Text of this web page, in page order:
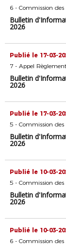
6 - Commission
Bulletin
2026
Publié le 17-03-
7 - Appel
Bulletin
2026
Publié le 17-03-
5 - Commission
Bulletin
2026
Publié le 10-03-
5 - Commission
Bulletin
2026
Publié le 10-03-
6 - Commission